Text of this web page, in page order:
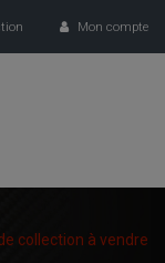
Mon compte
collection à vendre